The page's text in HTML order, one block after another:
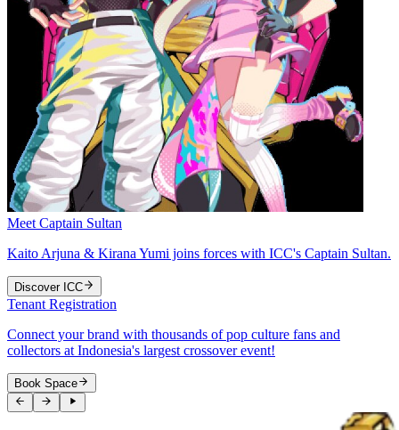
Meet Captain Sultan
Kaito Arjuna & Kirana Yumi joins forces with ICC's Captain Sultan.
Discover ICC
Tenant Registration
Connect your brand with thousands of pop culture fans and
collectors at Indonesia's largest crossover event!
Book Space